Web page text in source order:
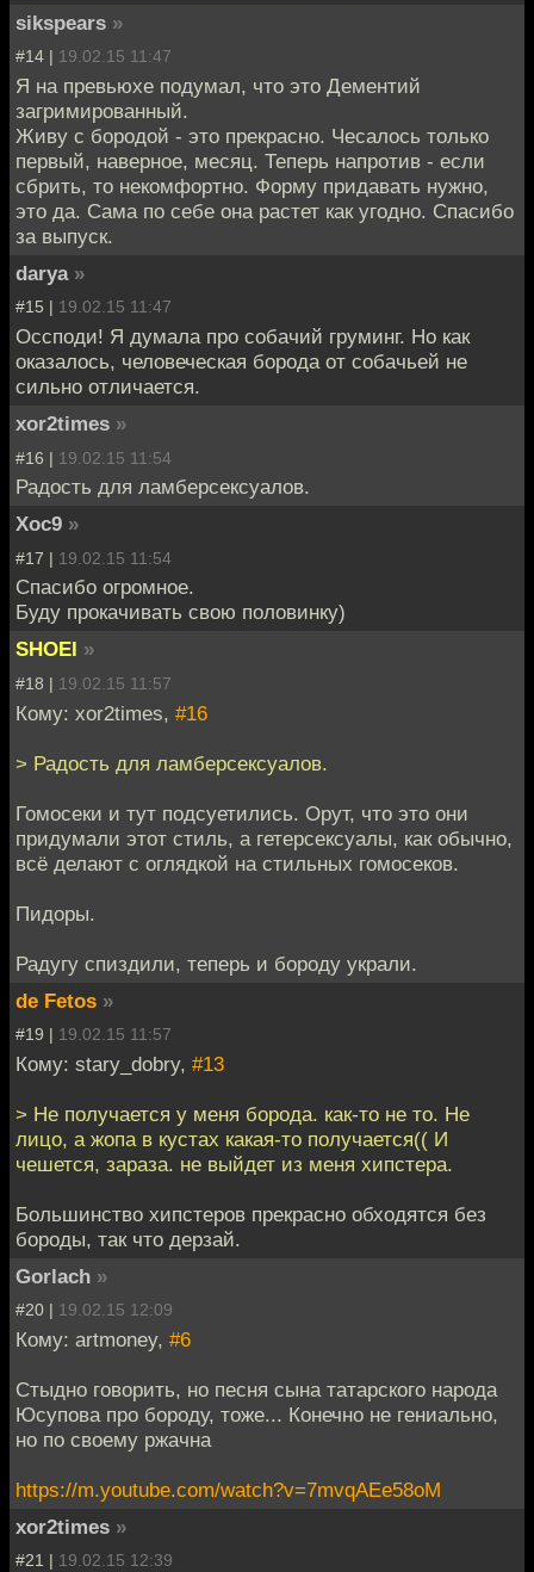
sikspears »
#14 | 19.02.15 11:47
Я на превьюхе подумал, что это Дементий
загримированный.
Живу с бородой - это прекрасно. Чесалось только
первый, наверное, месяц. Теперь напротив - если
сбрить, то некомфортно. Форму придавать нужно,
это да. Сама по себе она растет как угодно. Спасибо
за выпуск.
darya »
#15 | 19.02.15 11:47
Оссподи! Я думала про собачий груминг. Но как
оказалось, человеческая борода от собачьей не
сильно отличается.
xor2times »
#16 | 19.02.15 11:54
Радость для ламберсексуалов.
Xoc9 »
#17 | 19.02.15 11:54
Спасибо огромное.
Буду прокачивать свою половинку)
SHOEI »
#18 | 19.02.15 11:57
Кому: xor2times, #16
> Радость для ламберсексуалов.
Гомосеки и тут подсуетились. Орут, что это они
придумали этот стиль, а гетерсексуалы, как обычно,
всё делают с оглядкой на стильных гомосеков.
Пидоры.
Радугу спиздили, теперь и бороду украли.
de Fetos »
#19 | 19.02.15 11:57
Кому: stary_dobry, #13
> Не получается у меня борода. как-то не то. Не
лицо, а жопа в кустах какая-то получается(( И
чешется, зараза. не выйдет из меня хипстера.
Большинство хипстеров прекрасно обходятся без
бороды, так что дерзай.
Gorlach »
#20 | 19.02.15 12:09
Кому: artmoney, #6
Стыдно говорить, но песня сына татарского народа
Юсупова про бороду, тоже... Конечно не гениально,
но по своему ржачна
https://m.youtube.com/watch?v=7mvqAEe58oM
xor2times »
#21 | 19.02.15 12:39